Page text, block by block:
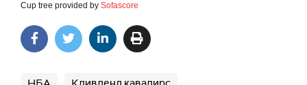
Cup tree provided by Sofascore